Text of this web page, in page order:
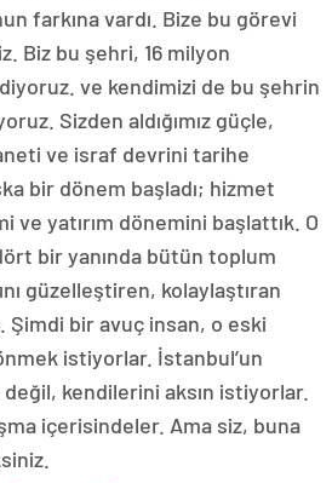
farkına vardı. Bize bu görevi
Biz bu şehri, 16 milyon
ve kendimizi de bu şehrin
Sizden aldığımız güçle,
ve israf devrini tarihe
bir dönem başladı; hizmet
ve yatırım dönemini başlattık. O
bir yanında bütün toplum
güzelleştiren, kolaylaştıran
Şimdi bir avuç insan, o eski
istiyorlar. İstanbul’un
değil, kendilerini aksın istiyorlar.
içerisindeler. Ama siz, buna